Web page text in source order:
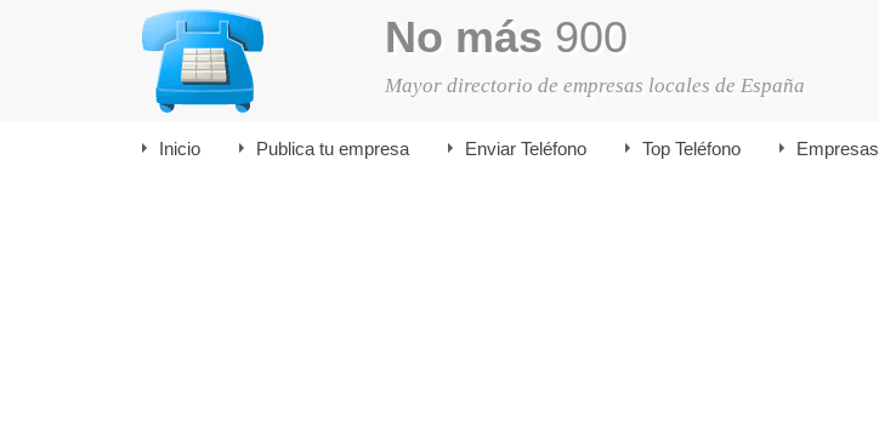
No más 900
Mayor directorio de empresas locales de España
Inicio Publica tu empresa Enviar Teléfono Top Teléfono Empresas